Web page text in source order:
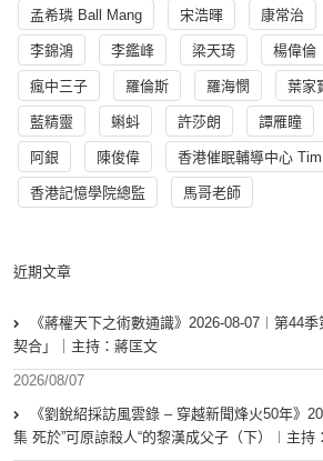
孟希璘 Ball Mang 宋浩暉 康常治
李錦鴻 李鑑峰 梁天琦 楊偉倫
瘋中三子 羅倫斯 羅海憫 葉家
藍精靈 蝌蚪 許莎朗 譚雁瞳
阿銀 陳俊偉 香港催眠輔導中心
香港記憶學院總監 馬哥老師
近期文章
《蔣權天下之術數通識》2026-08-07︱第44
契合」｜主持：蔣匡文
2026/08/07
《劉銳紹採訪風雲錄 – 穿越新聞烽火50年》
集 死於”可原諒殺人“的黎漢成父子（下）︱主持